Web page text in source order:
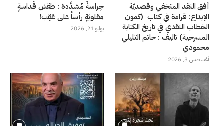
أفق النقد المتخفي وقصديّة
الإبداع: قراءة في كتاب (كمون
الخطاب النقدي في تاريخ الكتابة
المسرحية) تاليف : حاتم التليلي
محمودي
أغسطس 3, 2026
حِراسةٌ مُشدَّدة : طقسُ قَداسةٍ
مقلوبَةٍ رأساً على عَقِب!
يوليو 21, 2026